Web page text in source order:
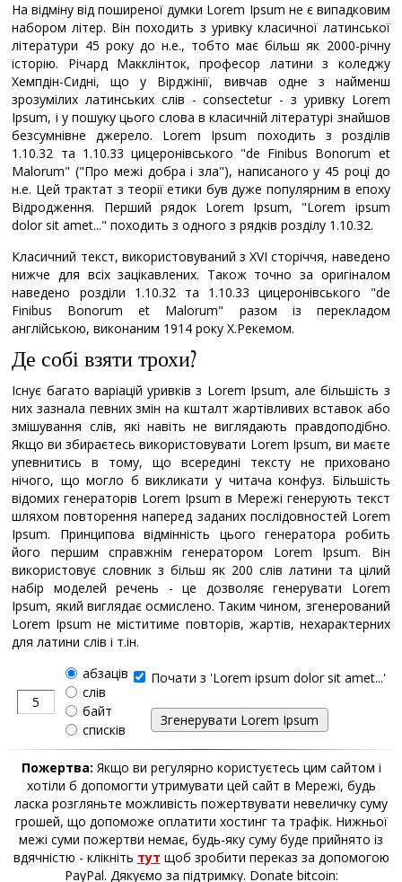
На відміну від поширеної думки Lorem Ipsum не є випадковим
набором літер. Він походить з уривку класичної латинської
літератури 45 року до н.е., тобто має більш як 2000-річну
історію. Річард Макклінток, професор латини з коледжу
Хемпдін-Сидні, що у Вірджінії, вивчав одне з найменш
зрозумілих латинських слів - consectetur - з уривку Lorem
Ipsum, і у пошуку цього слова в класичній літературі знайшов
безсумнівне джерело. Lorem Ipsum походить з розділів
1.10.32 та 1.10.33 цицеронівського "de Finibus Bonorum et
Malorum" ("Про межі добра і зла"), написаного у 45 році до
н.е. Цей трактат з теорії етики був дуже популярним в епоху
Відродження. Перший рядок Lorem Ipsum, "Lorem ipsum
dolor sit amet..." походить з одного з рядків розділу 1.10.32.
Класичний текст, використовуваний з XVI сторіччя, наведено
нижче для всіх зацікавлених. Також точно за оригіналом
наведено розділи 1.10.32 та 1.10.33 цицеронівського "de
Finibus Bonorum et Malorum" разом із перекладом
англійською, виконаним 1914 року Х.Рекемом.
Де собі взяти трохи?
Існує багато варіацій уривків з Lorem Ipsum, але більшість з
них зазнала певних змін на кшталт жартівливих вставок або
змішування слів, які навіть не виглядають правдоподібно.
Якщо ви збираєтесь використовувати Lorem Ipsum, ви маєте
упевнитись в тому, що всередині тексту не приховано
нічого, що могло б викликати у читача конфуз. Більшість
відомих генераторів Lorem Ipsum в Мережі генерують текст
шляхом повторення наперед заданих послідовностей Lorem
Ipsum. Принципова відмінність цього генератора робить
його першим справжнім генератором Lorem Ipsum. Він
використовує словник з більш як 200 слів латини та цілий
набір моделей речень - це дозволяє генерувати Lorem
Ipsum, який виглядає осмислено. Таким чином, згенерований
Lorem Ipsum не міститиме повторів, жартів, нехарактерних
для латини слів і т.ін.
абзаців
слів
байт
списків
Почати з 'Lorem ipsum dolor sit amet...'
Пожертва: Якщо ви регулярно користуєтесь цим сайтом і
хотіли б допомогти утримувати цей сайт в Мережі, будь
ласка розгляньте можливість пожертвувати невеличку суму
грошей, що допоможе оплатити хостинг та трафік. Нижньої
межі суми пожертви немає, будь-яку суму буде прийнято із
вдячністю - клікніть тут щоб зробити переказ за допомогою
PayPal. Дякуємо за підтримку. Donate bitcoin: